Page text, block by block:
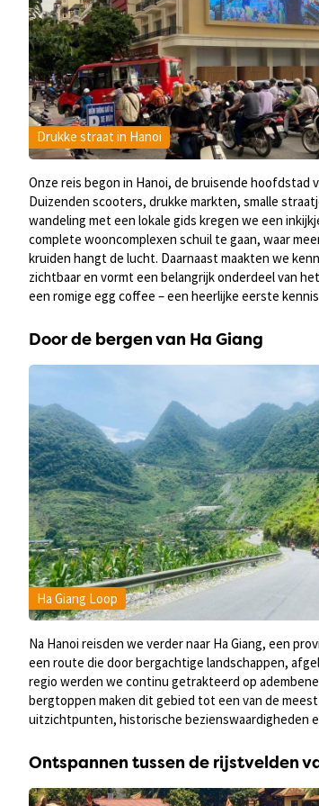
Drukke straat in Hanoi
Onze reis begon in Hanoi, de bruisende hoofdstad
Duizenden scooters, drukke markten, smalle
wandeling met een lokale gids kregen we een
complete wooncomplexen schuil te gaan, waar
kruiden hangt de lucht. Daarnaast maakten we
zichtbaar en vormt een belangrijk onderdeel van
een romige egg coffee – een heerlijke eerste
Door de bergen van Ha Giang
Ha Giang Loop
Na Hanoi reisden we verder naar Ha Giang, een
een route die door bergachtige landschappen,
regio werden we continu getrakteerd op
bergtoppen maken dit gebied tot een van de
uitzichtpunten, historische bezienswaardigheden
Ontspannen tussen de rijstvelden